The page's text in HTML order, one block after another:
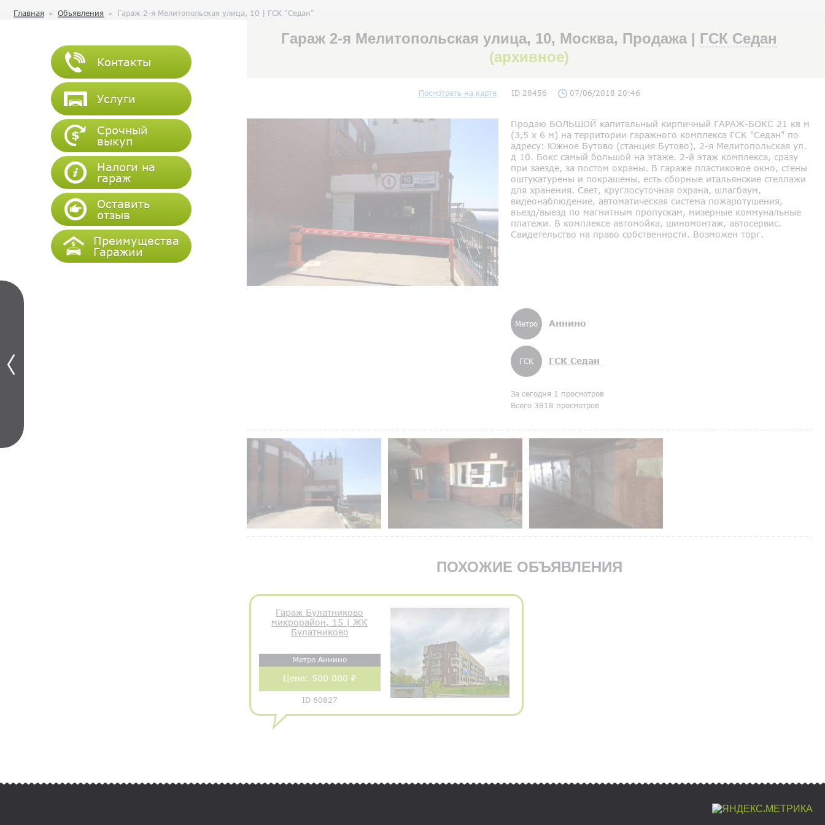
Главная Объявления Гараж 2-я Мелитопольская улица, 10 | ГСК "Седан"
Контакты
Услуги
Срочный
выкуп
Налоги на
гараж
Оставить
отзыв
Преимущества
Гаражии
Гараж 2-я Мелитопольская улица, 10, Москва, Продажа | ГСК Седан
(архивное)
Посмотреть на карте ID 28456 07/06/2018 20:46
Продаю БОЛЬШОЙ капитальный кирпичный ГАРАЖ-БОКС 21 кв м
(3,5 х 6 м) на территории гаражного комплекса ГСК "Седан" по
адресу: Южное Бутово (станция Бутово), 2-я Мелитопольская ул.
д 10. Бокс самый большой на этаже. 2-й этаж комплекса, сразу
при заезде, за постом охраны. В гараже пластиковое окно, стены
оштукатурены и покрашены, есть сборные итальянские стеллажи
для хранения. Свет, круглосуточная охрана, шлагбаум,
видеонаблюдение, автоматическая система пожаротушения,
въезд/выезд по магнитным пропускам, мизерные коммунальные
платежи. В комплексе автомойка, шиномонтаж, автосервис.
Свидетельство на право собственности. Возможен торг.
Метро Аннино
ГСК ГСК Седан
За сегодня 1 просмотров
Всего 3818 просмотров
ПОХОЖИЕ ОБЪЯВЛЕНИЯ
Гараж Булатниково
микрорайон, 15 | ЖК
Булатниково
Метро Аннино
Цена: 500 000 ₽
ID 60827